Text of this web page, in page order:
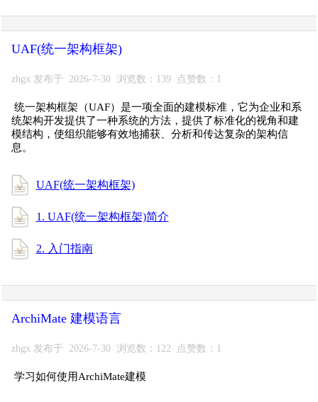
UAF(统一架构框架)
zhgx 发布于 2026-7-30 浏览数：139 点赞数：1
统一架构框架（UAF）是一项全面的建模标准，它为企业和系
统架构开发提供了一种系统的方法，提供了标准化的视角和建
模结构，使组织能够有效地捕获、分析和传达复杂的架构信
息。
UAF(统一架构框架)
1. UAF(统一架构框架)简介
2. 入门指南
ArchiMate 建模语言
zhgx 发布于 2026-7-30 浏览数：122 点赞数：1
学习如何使用ArchiMate建模